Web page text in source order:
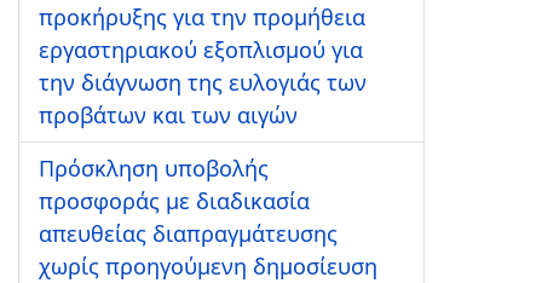
προκήρυξης για την προμήθεια
εργαστηριακού εξοπλισμού για
την διάγνωση της ευλογιάς των
προβάτων και των αιγών
Πρόσκληση υποβολής
προσφοράς με διαδικασία
απευθείας διαπραγμάτευσης
χωρίς προηγούμενη δημοσίευση